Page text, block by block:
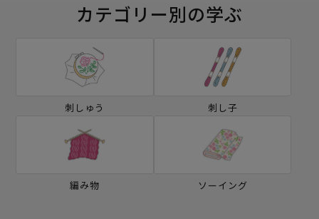
カテゴリー別の学ぶ
刺しゅう 刺し子
編み物 ソーイング